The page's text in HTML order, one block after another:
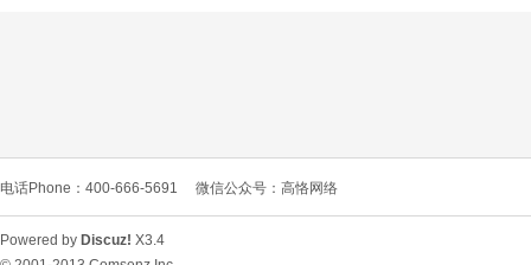
L
电话Phone：400-666-5691 微信公众号：高恪网络
Powered by Discuz! X3.4